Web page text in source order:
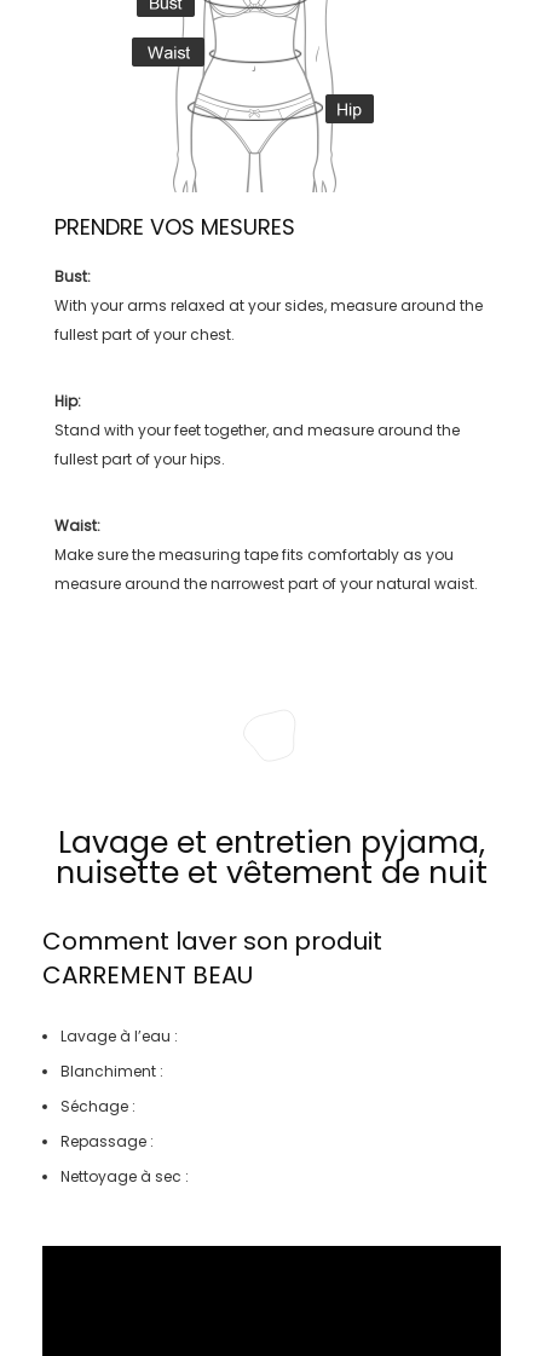
PRENDRE VOS MESURES
Bust:
With your arms relaxed at your sides, measure around the
fullest part of your chest.
Hip:
Stand with your feet together, and measure around the
fullest part of your hips.
Waist:
Make sure the measuring tape fits comfortably as you
measure around the narrowest part of your natural waist.
Lavage et entretien pyjama,
nuisette et vêtement de nuit
Comment laver son produit
CARREMENT BEAU
Lavage à l’eau :
Blanchiment :
Séchage :
Repassage :
Nettoyage à sec :